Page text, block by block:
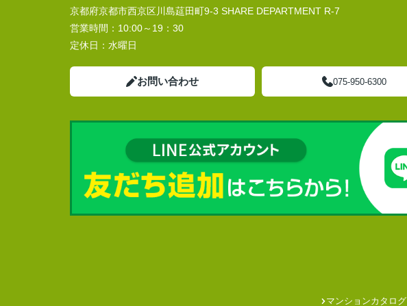
京都府京都市西京区川島莚田町9-3 SHARE DEPARTMENT R-7
営業時間： 10:00～19：30
定休日： 水曜日
お問い合わせ 075-950-6300
マンションカタログ